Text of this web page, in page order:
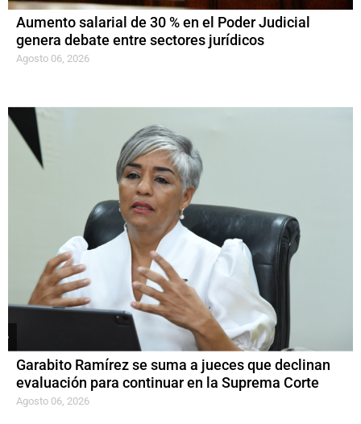
Aumento salarial de 30 % en el Poder Judicial
genera debate entre sectores jurídicos
Agosto 06, 2026
Garabito Ramírez se suma a jueces que declinan
evaluación para continuar en la Suprema Corte
Agosto 06, 2026